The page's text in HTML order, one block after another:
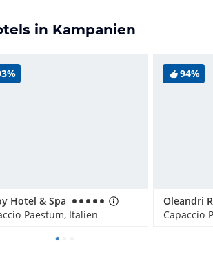
in Kampanien
Hotel & Spa
Paestum, Italien
94%
Oleandri
Capaccio-